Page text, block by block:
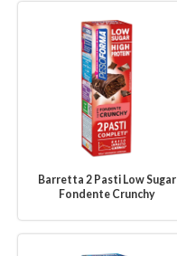
Barretta 2 Pasti Low Sugar
Fondente Crunchy